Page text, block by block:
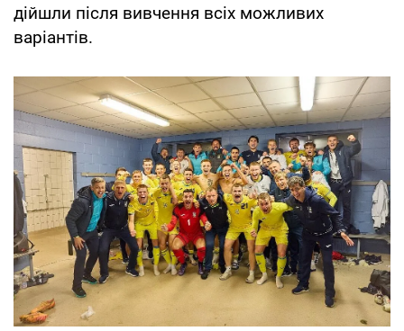
дійшли після вивчення всіх можливих
варіантів.